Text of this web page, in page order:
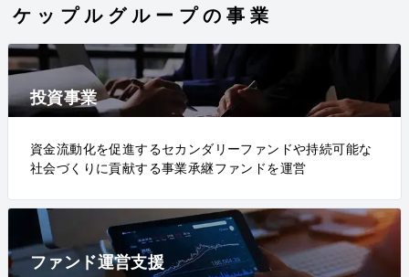
ケップルグループの事業
投資事業
資金流動化を促進するセカンダリーファンドや持続可能な
社会づくりに貢献する事業承継ファンドを運営
ファンド運営支援